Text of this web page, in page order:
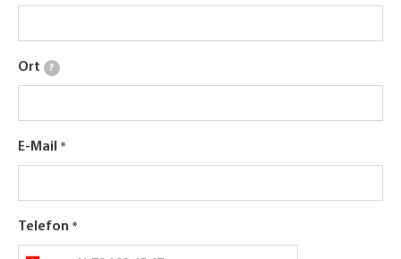
Ort ?
E-Mail
Telefon